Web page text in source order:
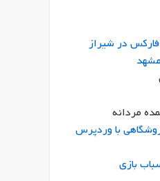
در شیراز
مردانه
با وردپرس
بازی